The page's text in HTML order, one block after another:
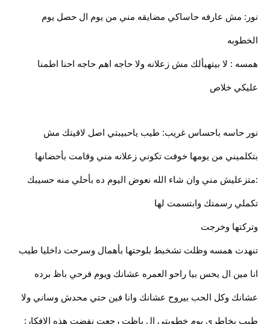
نور: مش عارفه حاساكي مضايقه مني من يوم ال حصل يوم
الخطوبه
همسه : لا بيتهيألك مش زعلانه ولا حاجه اهم حاجه احنا اطمنا
عليكي خلاص
نور حاسه باحساس غريب: طيب ياحبيبتي اصل لاقيتك مش
بتكلميني من يومها خوفت تكوني زعلانه مني وقامت بأحضانها
:متزعليش مني وان شاء الله نعوض اليوم ده بأحلي منه حسيبك
تكملي رسمتك وابتسمت لها
وتركتها وخرجت
تنهدت همسه وظلت تشخبط بلوحتها بأهمال وسرحت داخليا طيب
انا مين ال يحس بيا راحو العمره عشانك ويوم فرحي باظ برده
عشانك وكل الحب بيروح عشانك وانا فين حتي محدش وساني ولا
طيب بخاطري يوم خطوبتي ال باظت رجعت نفضت هذه الافكار: